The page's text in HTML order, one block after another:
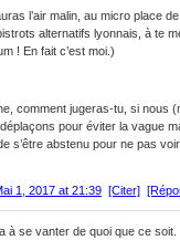
l’air malin, au micro place
alternatifs lyonnais, à te
! En fait c’est moi.)
comment jugeras-tu, si nous
pour éviter la vague
s’être abstenu pour ne pas
1, 2017 at 21:39 [Citer]
à se vanter de quoi que ce soit.